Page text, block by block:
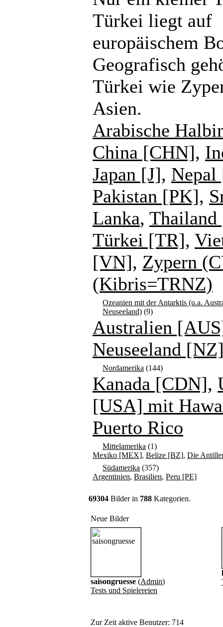
Türkei liegt auf
europäischem
Geografisch
Türkei wie
Asien.
Arabische
China [CHN],
Japan [J],
Pakistan [PK],
Lanka,
Türkei [TR],
[VN], Zypern
(Kibris=TRNZ)
Ozeanien mit der Antarktis (u.a.
Neuseeland) (9)
Australien
Neuseeland
Nordamerika (144)
Kanada [CDN],
[USA] mit
Puerto Rico
Mittelamerika (1)
Mexiko [MEX], Belize [BZ], Die
Südamerika (357)
Argentinien, Brasilien, Peru [PE]
69304 Bilder in 788 Kategorien.
Neue Bilder
saisongruesse (Admin)
Tests und Spielereien
Zur Zeit aktive Benutzer: 714